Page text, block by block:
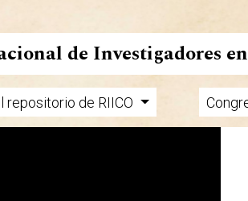
de Investigadores
repositorio de RIICO